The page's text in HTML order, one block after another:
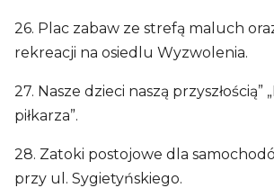
26. Plac zabaw ze strefą maluch
rekreacji na osiedlu Wyzwolenia.
27. Nasze dzieci naszą przyszłością”
piłkarza”.
28. Zatoki postojowe dla
przy ul. Sygietyńskiego.